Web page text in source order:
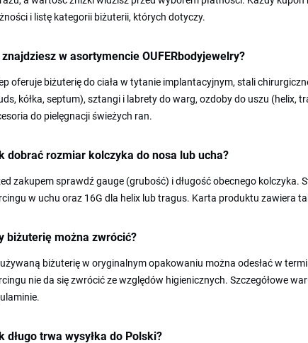
i listę kategorii biżuterii, których dotyczy.
znajdziesz w asortymencie OUFERbodyjewelry?
oferuje biżuterię do ciała w tytanie implantacyjnym, stali
kółka, septum), sztangi i labrety do warg, ozdoby do uszu (helix,
do pielęgnacji świeżych ran.
dobrać rozmiar kolczyka do nosa lub ucha?
zakupem sprawdź gauge (grubość) i długość obecnego kolczyka.
w uchu oraz 16G dla helix lub tragus. Karta produktu zawiera
biżuterię można zwrócić?
biżuterię w oryginalnym opakowaniu można odesłać w
nie da się zwrócić ze względów higienicznych. Szczegółowe
długo trwa wysyłka do Polski?